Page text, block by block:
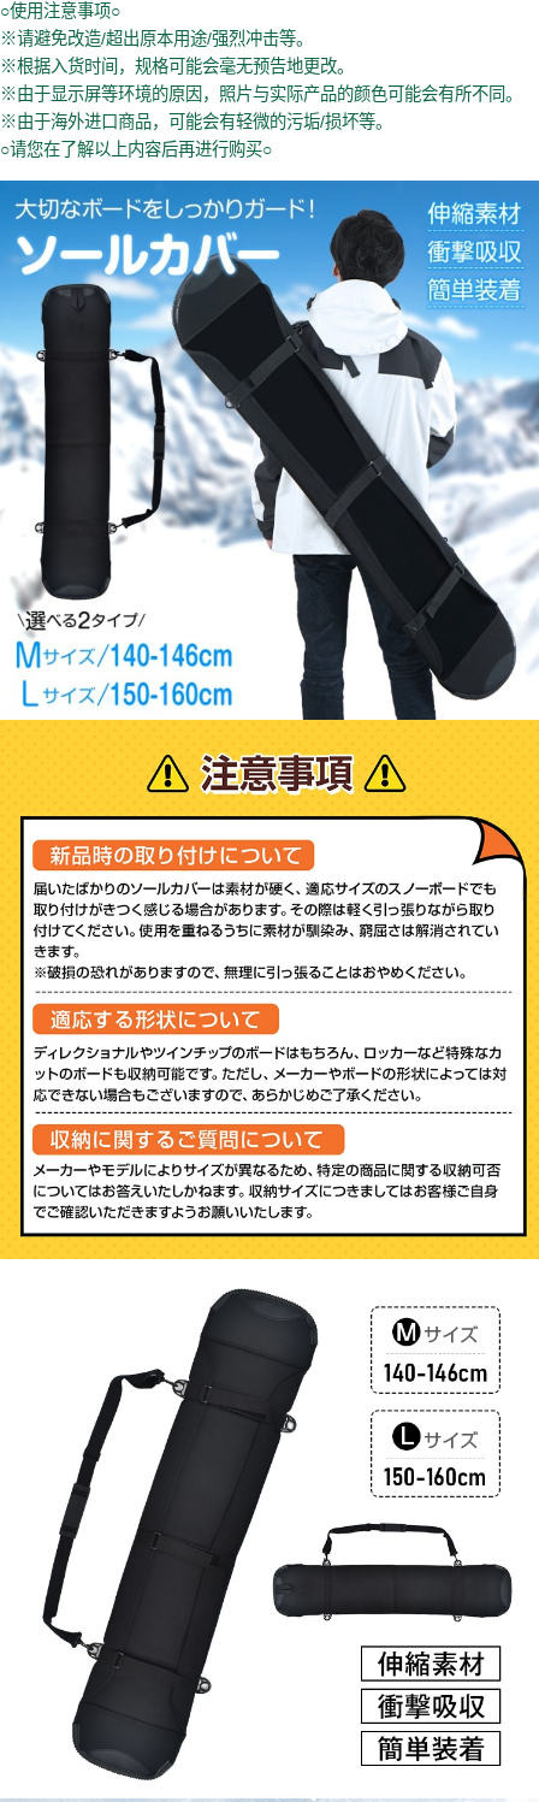
○使用注意事项○
※请避免改造/超出原本用途/强烈冲击等。
※根据入货时间，规格可能会毫无预告地更改。
※由于显示屏等环境的原因，照片与实际产品的颜色可能会有所不同。
※由于海外进口商品，可能会有轻微的污垢/损坏等。
○请您在了解以上内容后再进行购买○